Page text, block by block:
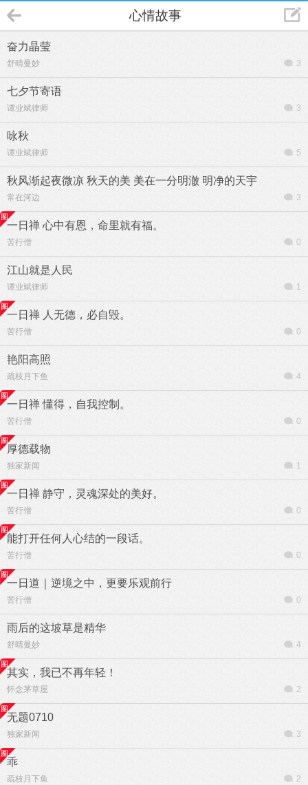
心情故事
奋力晶莹
舒晴曼妙 3
七夕节寄语
谭业斌律师 3
咏秋
谭业斌律师 5
秋风渐起夜微凉 秋天的美 美在一分明澈 明净的天宇
常在河边 3
一日禅 心中有恩，命里就有福。
苦行僧 0
江山就是人民
谭业斌律师 1
一日禅 人无德，必自毁。
苦行僧 0
艳阳高照
疏枝月下鱼 4
一日禅 懂得，自我控制。
苦行僧 0
厚德载物
独家新闻 1
一日禅 静守，灵魂深处的美好。
苦行僧 0
能打开任何人心结的一段话。
苦行僧 0
一日道｜逆境之中，更要乐观前行
苦行僧 0
雨后的这坡草是精华
舒晴曼妙 4
其实，我已不再年轻！
怀念茅草屋 2
无题0710
独家新闻 3
乖
疏枝月下鱼 2